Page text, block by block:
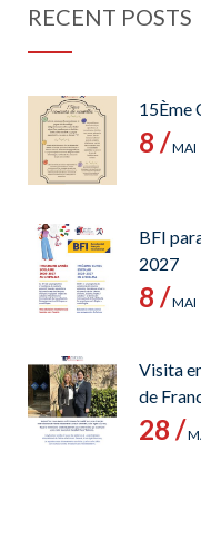
RECENT POSTS
15Ème
8 /MAI
BFI
2027
8 /MAI
Visita
de
28 /